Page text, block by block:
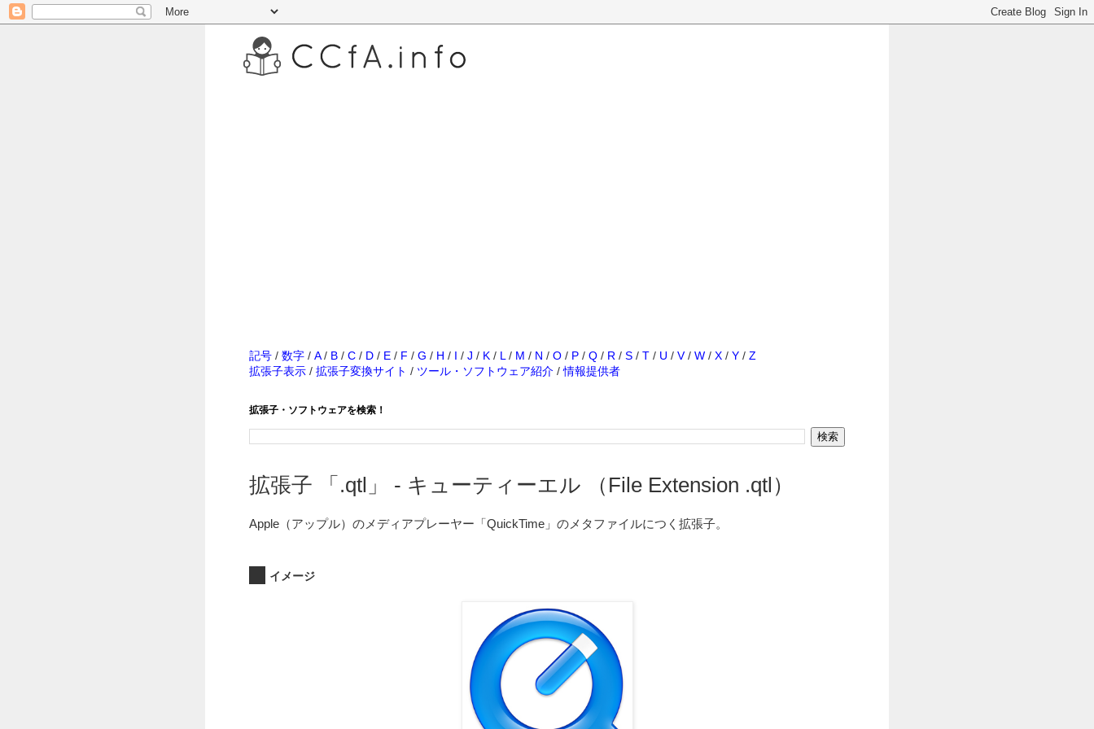
記号 / 数字 / A/ B / C / D / E / F / G / H / I / J / K / L / M / N / O / P / Q / R / S / T / U / V/ W / X / Y / Z
拡張子表示 / 拡張子変換サイト / ツール・ソフトウェア紹介 /情報提供者
拡張子・ソフトウェアを検索！
拡張子 「.qtl」 - キューティーエル （File Extension .qtl）
Apple（アップル）のメディアプレーヤー「QuickTime」のメタファイルにつく拡張子。
イメージ